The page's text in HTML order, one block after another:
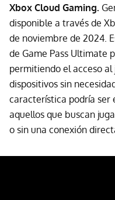
Xbox Cloud Gaming.
disponible a través de
de noviembre de 2024.
de Game Pass Ultimate
permitiendo el acceso
dispositivos sin
característica podría
aquellos que buscan
o sin una conexión